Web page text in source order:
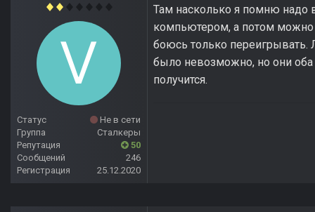
Статус
Не в сети
Группа
Сталкеры
Репутация
50
Сообщений
246
Регистрация
25.12.2020
Там насколько я помню надо
компьютером, а потом можно
боюсь только переигрывать.
было невозможно, но они оба
получится.